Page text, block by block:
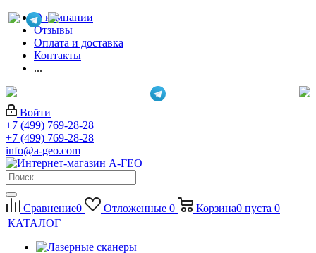
О компании
Отзывы
Оплата и доставка
Контакты
...
Войти
+7 (499) 769-28-28
+7 (499) 769-28-28
info@a-geo.com
Сравнение0 Отложенные 0 Корзина0 пуста 0
КАТАЛОГ